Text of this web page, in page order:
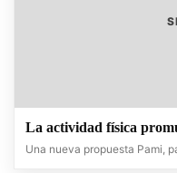
La actividad física
Una nueva propuesta Pami,